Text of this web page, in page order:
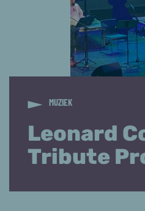
MUZIEK
Leonard
Tribute